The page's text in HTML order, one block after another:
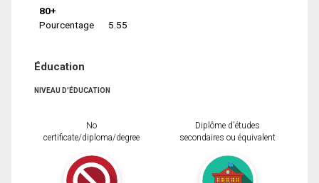
80+
Pourcentage
5.55
Éducation
NIVEAU D'ÉDUCATION
No
certificate/diploma/degree
Diplôme d'études
secondaires ou équivalent